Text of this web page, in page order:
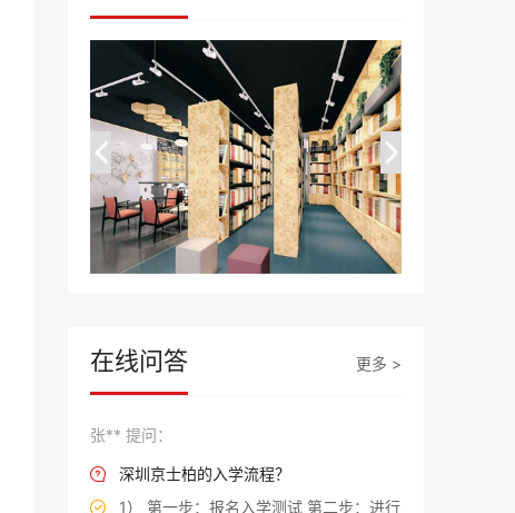
在线问答 更多 >
张** 提问：
 深圳京士柏的入学流程？

1） 第一步：报名入学测试 第二步：进行